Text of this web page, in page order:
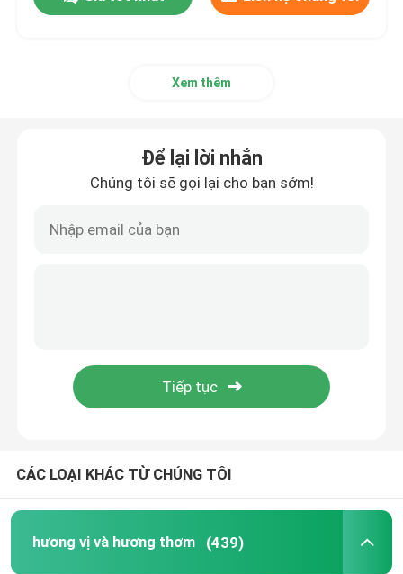
Xem thêm
Để lại lời nhắn
Chúng tôi sẽ gọi lại cho bạn sớm!
CÁC LOẠI KHÁC TỪ CHÚNG TÔI
hương vị và hương thơm (439)